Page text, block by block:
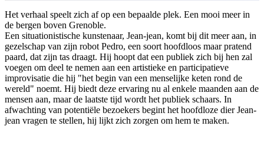
Het verhaal speelt zich af op een bepaalde plek. Een mooi meer in
de bergen boven Grenoble.
Een situationistische kunstenaar, Jean-jean, komt bij dit meer aan, in
gezelschap van zijn robot Pedro, een soort hoofdloos maar pratend
paard, dat zijn tas draagt. Hij hoopt dat een publiek zich bij hen zal
voegen om deel te nemen aan een artistieke en participatieve
improvisatie die hij "het begin van een menselijke keten rond de
wereld" noemt. Hij biedt deze ervaring nu al enkele maanden aan de
mensen aan, maar de laatste tijd wordt het publiek schaars. In
afwachting van potentiële bezoekers begint het hoofdloze dier Jean-
jean vragen te stellen, hij lijkt zich zorgen om hem te maken.